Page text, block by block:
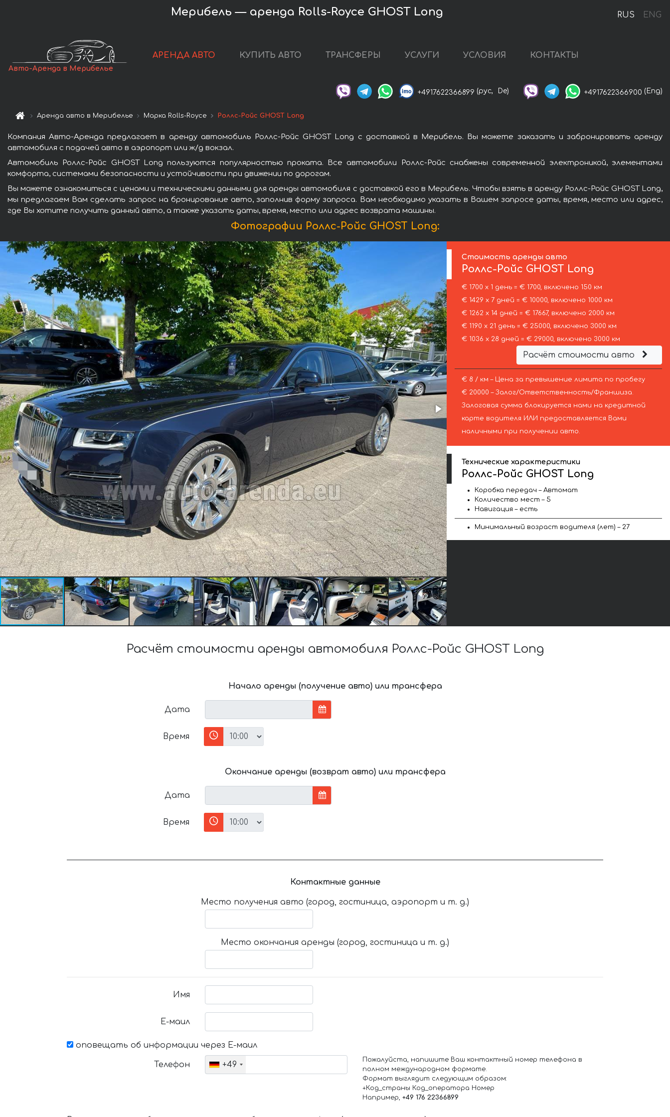
RUS ENG
Мерибель — аренда Rolls-Royce GHOST Long
Авто-Аренда в Мерибелье
АРЕНДА АВТО КУПИТЬ АВТО ТРАНСФЕРЫ УСЛУГИ УСЛОВИЯ КОНТАКТЫ
+4917622366899 (рус, De) +4917622366900 (Eng)
Аренда авто в Мерибелье Марка Rolls-Royce Роллс-Ройс GHOST Long
Компания Авто-Аренда предлагает в аренду автомобиль Роллс-Ройс GHOST Long с доставкой в Мерибель. Вы можете заказать и забронировать аренду
автомобиля с подачей авто в аэропорт или ж/д вокзал.
Автомобиль Роллс-Ройс GHOST Long пользуются популярностью проката. Все автомобили Роллс-Ройс снабжены современной электроникой, элементами
комфорта, системами безопасности и устойчивости при движении по дорогам.
Вы можете ознакомиться с ценами и техническими данными для аренды автомобиля с доставкой его в Мерибель. Чтобы взять в аренду Роллс-Ройс GHOST Long,
мы предлагаем Вам сделать запрос на бронирование авто, заполнив форму запроса. Вам необходимо указать в Вашем запросе даты, время, место или адрес,
где Вы хотите получить данный авто, а также указать даты, время, место или адрес возврата машины.
Фотографии Роллс-Ройс GHOST Long:
Стоимость аренды авто
Роллс-Ройс GHOST Long
€ 1700 х 1 день = € 1700, включено 150 км
€ 1429 х 7 дней = € 10000, включено 1000 км
€ 1262 х 14 дней = € 17667, включено 2000 км
€ 1190 х 21 день = € 25000, включено 3000 км
€ 1036 х 28 дней = € 29000, включено 3000 км
Расчёт стоимости авто
€ 8 / км – Цена за превышение лимита по пробегу
€ 20000 – Залог/Ответственность/Франшиза.
Залоговая сумма блокируется нами на кредитной
карте водителя ИЛИ предоставляется Вами
наличными при получении авто.
Технические характеристики
Роллс-Ройс GHOST Long
Коробка передач – Автомат
Количество мест – 5
Навигация – есть
Минимальный возраст водителя (лет) – 27
Расчёт стоимости аренды автомобиля Роллс-Ройс GHOST Long
Начало аренды (получение авто) или трансфера
Дата
Время
Окончание аренды (возврат авто) или трансфера
Дата
Время
Контактные данные
Место получения авто (город, гостиница, аэропорт и т. д.)
Место окончания аренды (город, гостиница и т. д.)
Имя
Е-маил
оповещать об информации через Е-маил
Телефон +49
Пожалуйста, напишите Ваш контактный номер телефона в
полном международном формате.
Формат выглядит следующим образом:
+Код_страны Код_оператора Номер
Например, +49 176 22366899